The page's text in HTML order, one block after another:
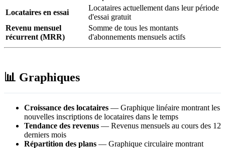
Locataires en essai
Locataires actuellement dans leur période
d'essai gratuit
Revenu mensuel
récurrent (MRR)
Somme de tous les montants
d'abonnements mensuels actifs
📊 Graphiques
Croissance des locataires — Graphique linéaire montrant les
nouvelles inscriptions de locataires dans le temps
Tendance des revenus — Revenus mensuels au cours des 12
derniers mois
Répartition des plans — Graphique circulaire montrant